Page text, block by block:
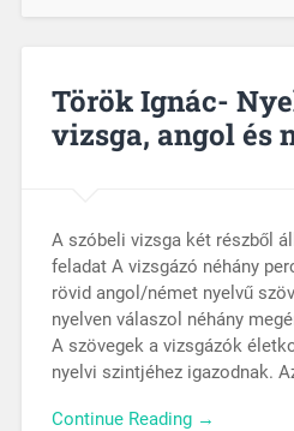
Török Ignác-
vizsga, angol és
A szóbeli vizsga két részből
feladat A vizsgázó néhány
rövid angol/német nyelvű
nyelven válaszol néhány
A szövegek a vizsgázók
nyelvi szintjéhez igazodnak.
Continue Reading →